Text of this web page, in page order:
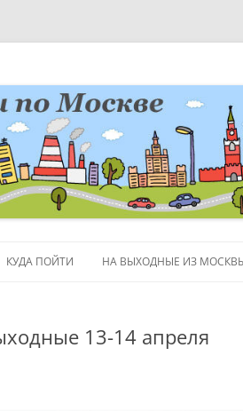
КУДА ПОЙТИ
МУЗЕИ
НА ВЫХОДНЫЕ ИЗ
13-14 апреля